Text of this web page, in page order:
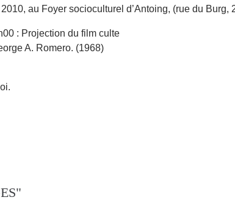
au Foyer socioculturel d’Antoing, (rue du Burg,
: Projection du film culte
A. Romero. (1968)